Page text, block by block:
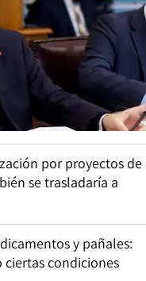
por proyectos de
se trasladaría a
y pañales:
ciertas condiciones